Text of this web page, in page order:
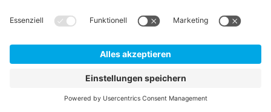
Seit mehr als 20 Jahren träumen weltweit Ingenieure von
so vielseitig und einfach nutzbar ist, wie